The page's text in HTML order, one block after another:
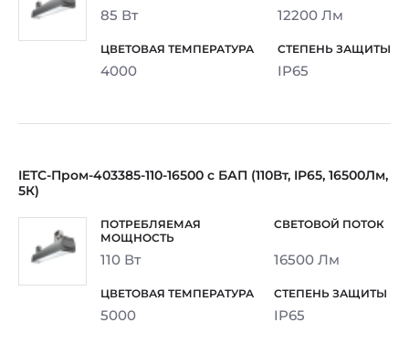
85 Вт 12200 Лм
4000 IP65
IETC-Пром-403385-110-16500 с БАП (110Вт, IP65, 16500Лм,
5К)
110 Вт 16500 Лм
5000 IP65